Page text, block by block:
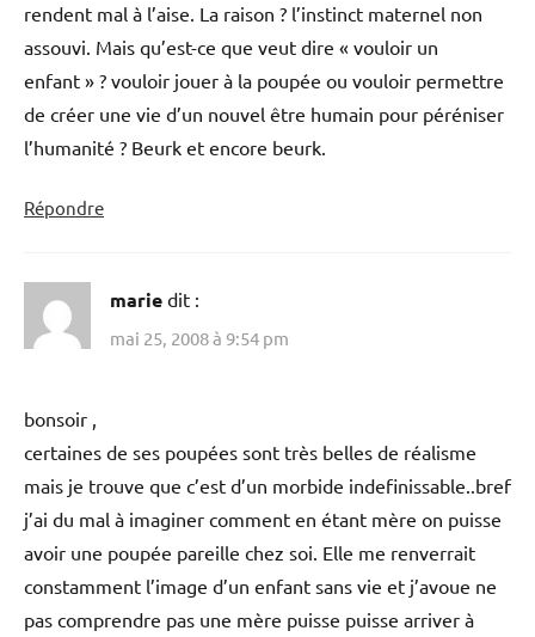
rendent mal à l’aise. La raison ? l’instinct maternel non
assouvi. Mais qu’est-ce que veut dire « vouloir un
enfant » ? vouloir jouer à la poupée ou vouloir permettre
de créer une vie d’un nouvel être humain pour péréniser
l’humanité ? Beurk et encore beurk.
Répondre
marie dit :
mai 25, 2008 à 9:54 pm
bonsoir ,
certaines de ses poupées sont très belles de réalisme
mais je trouve que c’est d’un morbide indefinissable..bref
j’ai du mal à imaginer comment en étant mère on puisse
avoir une poupée pareille chez soi. Elle me renverrait
constamment l’image d’un enfant sans vie et j’avoue ne
pas comprendre pas une mère puisse puisse arriver à